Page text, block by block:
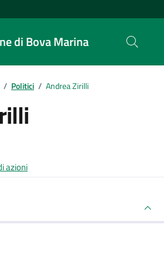
di Bova Marina
/ Politici / Andrea Zirilli
azioni